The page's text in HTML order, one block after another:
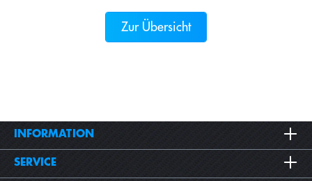
Zur Übersicht
INFORMATION
SERVICE